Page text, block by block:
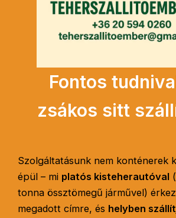
Fontos
zsákos sitt
Szolgáltatásunk nem konténerek
épül – mi platós kisteherautóval
tonna össztömegű járművel)
megadott címre, és helyben